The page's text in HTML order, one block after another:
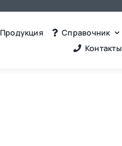
Продукция
Справочник
Контакты